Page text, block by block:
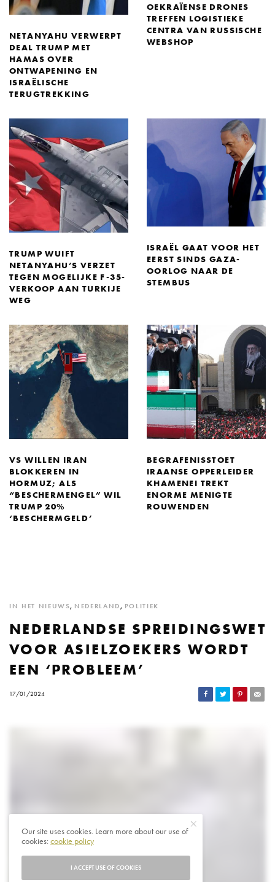
NETANYAHU VERWERPT
DEAL TRUMP MET
HAMAS OVER
ONTWAPENING EN
ISRAËLISCHE
TERUGTREKKING
OEKRAÏENSE DRONES
TREFFEN LOGISTIEKE
CENTRA VAN RUSSISCHE
WEBSHOP
TRUMP WUIFT
NETANYAHU’S VERZET
TEGEN MOGELIJKE F-35-
VERKOOP AAN TURKIJE
WEG
ISRAËL GAAT VOOR HET
EERST SINDS GAZA-
OORLOG NAAR DE
STEMBUS
VS WILLEN IRAN
BLOKKEREN IN
HORMUZ; ALS
“BESCHERMENGEL” WIL
TRUMP 20%
‘BESCHERMGELD’
BEGRAFENISSTOET
IRAANSE OPPERLEIDER
KHAMENEI TREKT
ENORME MENIGTE
ROUWENDEN
IN HET NIEUWS, NEDERLAND , POLITIEK
NEDERLANDSE SPREIDINGSWET
VOOR ASIELZOEKERS WORDT
EEN ‘PROBLEEM’
17/01/2024
Our site uses cookies. Learn more about our use of
cookies:cookie policy
I ACCEPT USE OF COOKIES